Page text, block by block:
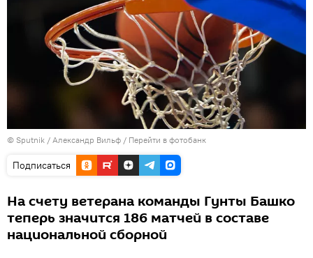
© Sputnik / Александр Вильф / Перейти в фотобанк
Подписаться
На счету ветерана команды Гунты Башко
теперь значится 186 матчей в составе
национальной сборной